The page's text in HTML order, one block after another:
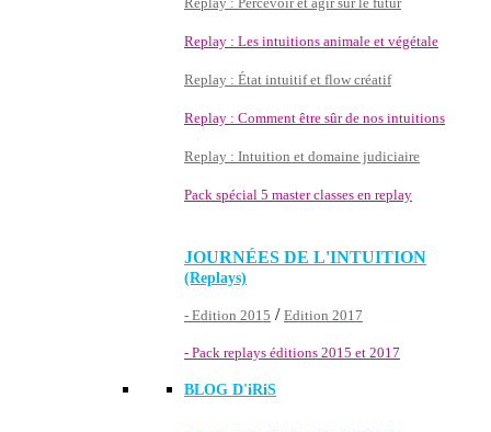
Replay : Les intuitions animale et végétale
Replay : État intuitif et flow créatif
Replay : Comment être sûr de nos intuitions
Replay : Intuition et domaine judiciaire
Pack spécial 5 master classes en replay
JOURNÉES DE L'INTUITION
(Replays)
- Edition 2015 / Edition 2017
- Pack replays éditions 2015 et 2017
BLOG D'iRiS